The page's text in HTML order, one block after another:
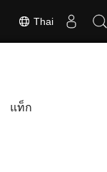
Thai
แท็ก